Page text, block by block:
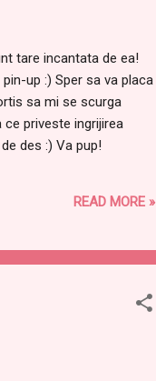
tare incantata de ea!
up :) Sper sa va placa
sa mi se scurga
priveste ingrijirea
des :) Va pup!
READ MORE »